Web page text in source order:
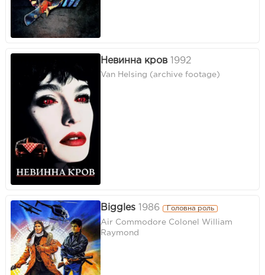
Невинна кров 1992
Van Helsing (archive footage)
Biggles 1986 Головна роль
Air Commodore Colonel William
Raymond